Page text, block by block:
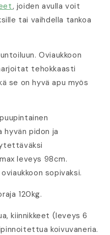
, joiden avulla voit
tai vaihdella tankoa
Oviaukkoon
tehokkaasti
se on hyvä apu myös
hyvän pidon ja
leveys 98cm.
sopivaksi.
120kg.
kiinnikkeet (leveys 6
koivuvaneria.